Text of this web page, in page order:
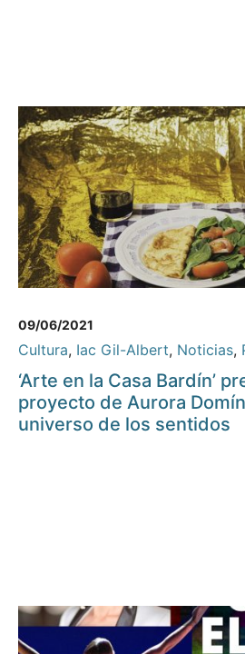
09/06/2021
Cultura, Iac Gil-Albert, Noticias,
‘Arte en la Casa Bardín’
proyecto de Aurora
universo de los sentidos